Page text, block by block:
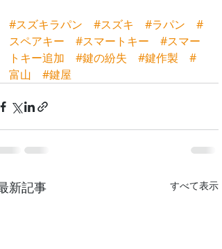
#スズキラパン #スズキ #ラパン
#
スペアキー
#スマートキー
#スマー
トキー追加
#鍵の紛失 #鍵作製
#
富山
#鍵屋
新記事 すべて表示